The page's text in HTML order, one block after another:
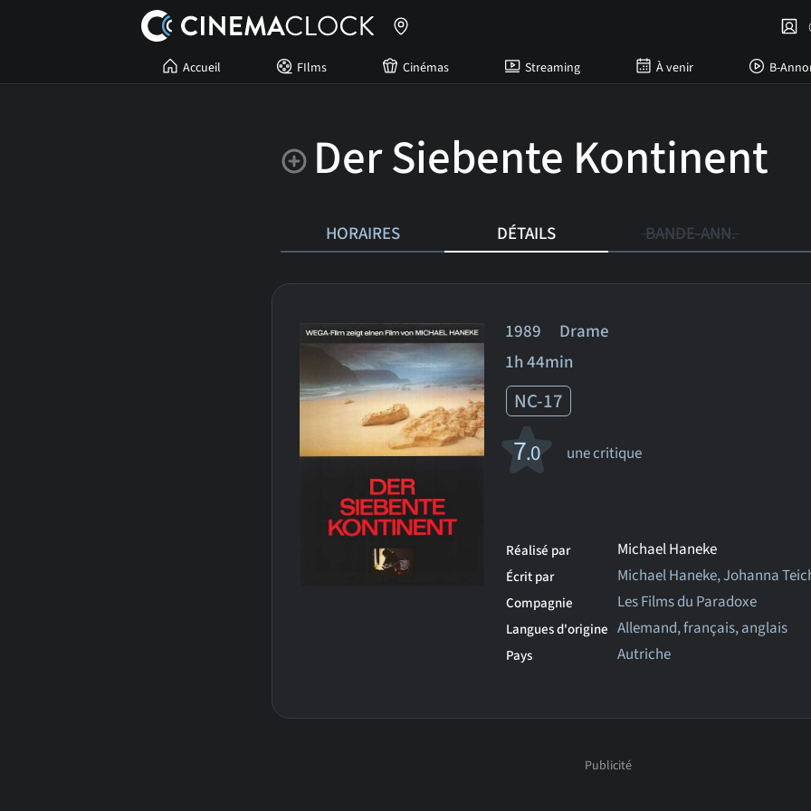
Accueil FIlms Cinémas Streaming À venir B-
Der Siebente Kontinent
HORAIRES DÉTAILS BANDE-ANN.
1989 Drame
1h 44min
NC-17
7.0 une critique
Réalisé par Michael Haneke
Écrit par Michael Haneke, Johanna
Compagnie Les Films du Paradoxe
Langues d'origine Allemand, français, anglais
Pays Autriche